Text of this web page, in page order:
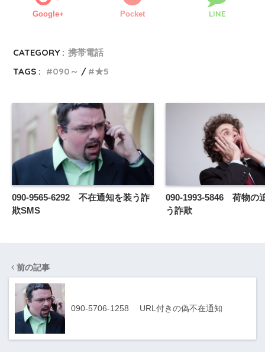
Google+ Pocket LINE
CATEGORY : 携帯電話
TAGS :
090～ ★5
090-9565-6292 不在通知を装う詐
欺SMS
090-1993-5846 荷物の
う詐欺
前の記事
090-5706-1258 URL付きの偽不在通知